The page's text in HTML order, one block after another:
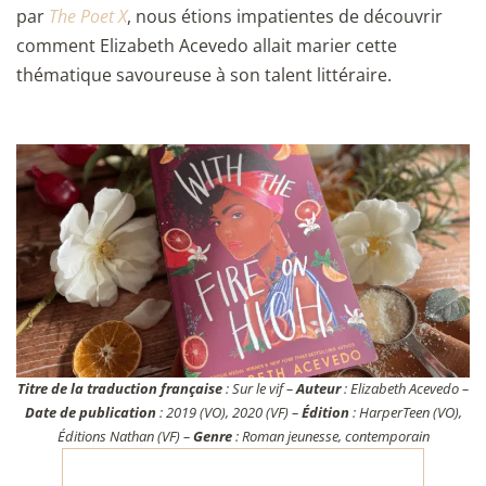
par The Poet X, nous étions impatientes de découvrir
comment Elizabeth Acevedo allait marier cette
thématique savoureuse à son talent littéraire.
Titre de la traduction française: Sur le vif –Auteur: Elizabeth Acevedo –
Date de publication: 2019 (VO), 2020 (VF) –Édition: HarperTeen (VO),
Éditions Nathan (VF) –Genre: Roman jeunesse, contemporain